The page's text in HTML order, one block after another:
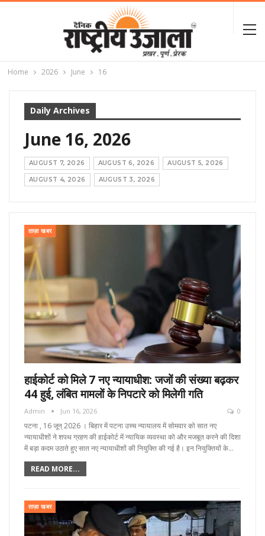
Home 2026 June 16
Daily Archives
June 16, 2026
AUGUST 7, 2026 AUGUST 6, 2026 AUGUST 5, 2026
AUGUST 4, 2026 AUGUST 3, 2026
ताज़ा खबर
हाईकोर्ट को मिले 7 नए न्यायाधीश: जजों की संख्या बढ़कर
44 हुई, लंबित मामलों के निपटारे को मिलेगी गति
Admin Jun 16, 2026 0
पटना , 16 जून्‌ 2026 । बिहार में पटना उच्च न्यायालय में सोमवार को सात नए
न्यायाधीशों ने शपथ ग्रहण की हाईकोर्ट में न्यायिक व्यवस्था को और मजबूत करने की दिशा
में बड़ा कदम उठाते हुए सात नए न्यायाधीशों की नियुक्ति की गई है। इन नियुक्तियों के…
READ MORE...
ताज़ा खबर